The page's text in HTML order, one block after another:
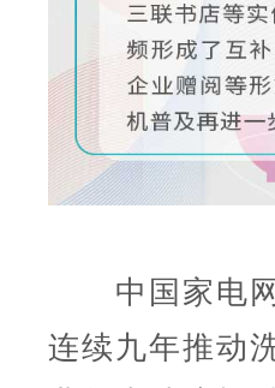
中国家电网
连续九年推动